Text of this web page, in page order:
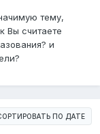
тему,
Вы считаете
и
ПО ДАТЕ